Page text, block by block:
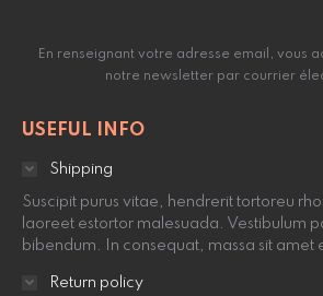
En renseignant votre adresse email, vous
notre newsletter par courrier
USEFUL INFO
Shipping
Suscipit purus vitae, hendrerit tortoreu
laoreet estortor malesuada. Vestibulum
bibendum. In consequat, massa sit amet
Return policy